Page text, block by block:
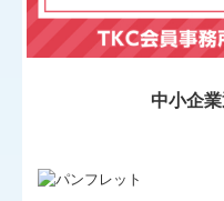
中小企